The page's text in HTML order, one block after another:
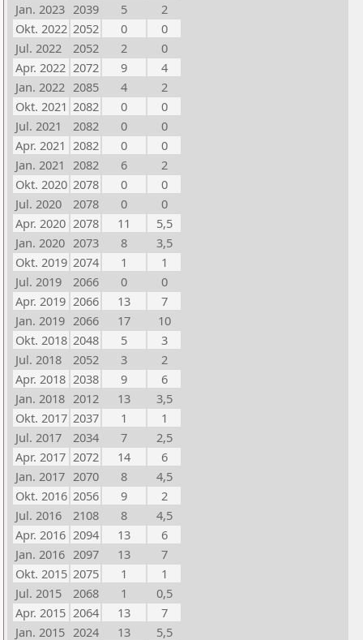
Jan. 2023 2039 5
2
Okt. 2022 2052 0
0
Jul. 2022
2052 2
0
Apr. 2022 2072 9
4
Jan. 2022 2085 4
2
Okt. 2021 2082 0
0
Jul. 2021
2082 0
0
Apr. 2021 2082 0
0
Jan. 2021 2082 6
2
Okt. 2020 2078 0
0
Jul. 2020
2078 0
0
Apr. 2020 2078 11
5,5
Jan. 2020 2073 8
3,5
Okt. 2019 2074 1
1
Jul. 2019
2066 0
0
Apr. 2019 2066 13
7
Jan. 2019 2066 17
10
Okt. 2018 2048 5
3
Jul. 2018
2052 3
2
Apr. 2018 2038 9
6
Jan. 2018 2012 13
3,5
Okt. 2017 2037 1
1
Jul. 2017
2034 7
2,5
Apr. 2017 2072 14
6
Jan. 2017 2070 8
4,5
Okt. 2016 2056 9
2
Jul. 2016
2108 8
4,5
Apr. 2016 2094 13
6
Jan. 2016 2097 13
7
Okt. 2015 2075 1
1
Jul. 2015
2068 1
0,5
Apr. 2015 2064 13
7
Jan. 2015 2024 13
5,5